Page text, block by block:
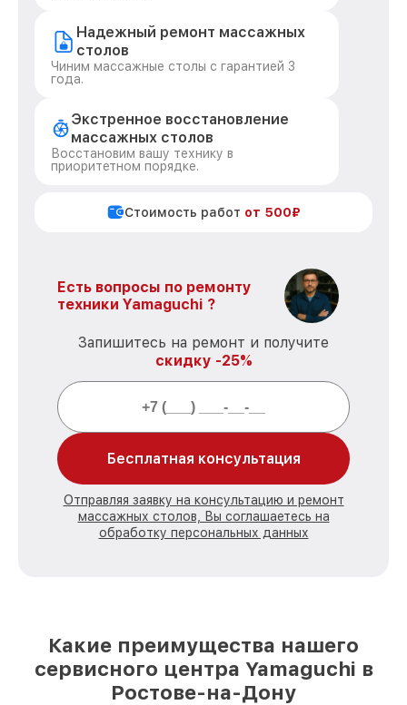
Надежный ремонт массажных
столов
Чиним массажные столы с гарантией 3
года.
Экстренное восстановление
массажных столов
Восстановим вашу технику в
приоритетном порядке.
Стоимость работ от 500₽
Есть вопросы по ремонту
техники Yamaguchi ?
Запишитесь на ремонт и получите
скидку -25%
Бесплатная консультация
Отправляя заявку на консультацию и ремонт
массажных столов, Вы соглашаетесь на
обработку персональных данных
Какие преимущества нашего
сервисного центра Yamaguchi в
Ростове-на-Дону